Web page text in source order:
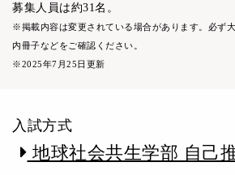
募集人員は約31名。
※掲載内容は変更されている場合があります。必ず
内冊子などをご確認ください。
※2025年7月25日更新
入試方式
地球社会共生学部 自己